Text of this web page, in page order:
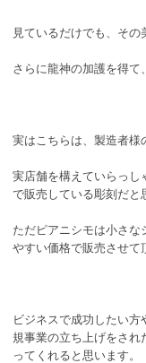
見ているだけでも、その
さらに龍神の加護を得て
実はこちらは、製造者様
実店舗を構えていらっし
で販売している彫刻だと
ただピアニシモは小さな
やすい価格で販売させて
ビジネスで成功したい
規事業の立ち上げをされ
ってくれると思います。